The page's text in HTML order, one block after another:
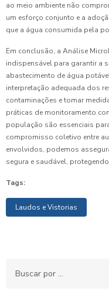
ao meio ambiente não
um esforço conjunto e a
que a água consumida pela
Em conclusão, a Análise
indispensável para garantir a
abastecimento de água
interpretação adequada dos
contaminações e tomar
práticas de monitoramento
população são essenciais
compromisso coletivo entre
envolvidos, podemos
segura e saudável,
Tags:
Laudos e Vistorias